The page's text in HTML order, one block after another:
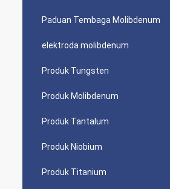
Paduan Tembaga Molibdenum
elektroda molibdenum
Produk Tungsten
Produk Molibdenum
Produk Tantalum
Produk Niobium
Produk Titanium